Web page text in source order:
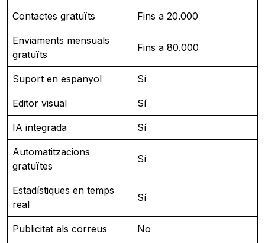
Contactes gratuïts Fins a 20.000
Enviaments mensuals
gratuïts
Fins a 80.000
Suport en espanyol Sí
Editor visual Sí
IA integrada Sí
Automatitzacions
gratuïtes
Sí
Estadístiques en temps
real
Sí
Publicitat als correus No